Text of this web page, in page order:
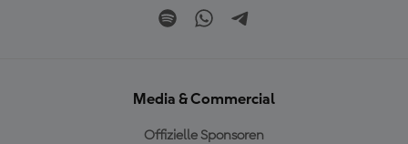
Media & Commercial
Offizielle Sponsoren